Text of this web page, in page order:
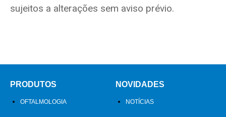
sujeitos a alterações sem aviso prévio.
PRODUTOS
OFTALMOLOGIA
NOVIDADES
NOTÍCIAS